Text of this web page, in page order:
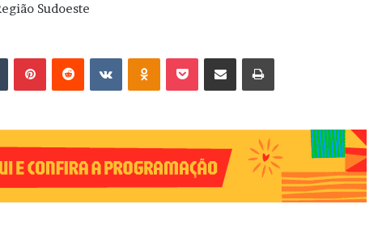
Sudoeste
VK OK